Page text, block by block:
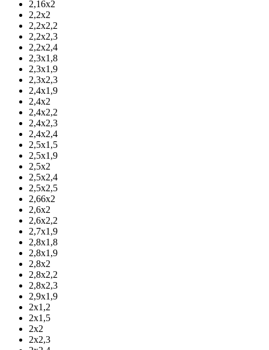
2,16х2
2,2х2
2,2х2,2
2,2х2,3
2,2х2,4
2,3х1,8
2,3х1,9
2,3х2,3
2,4х1,9
2,4х2
2,4х2,2
2,4х2,3
2,4х2,4
2,5х1,5
2,5х1,9
2,5х2
2,5х2,4
2,5х2,5
2,66х2
2,6х2
2,6х2,2
2,7х1,9
2,8х1,8
2,8х1,9
2,8х2
2,8х2,2
2,8х2,3
2,9х1,9
2х1,2
2х1,5
2х2
2х2,3